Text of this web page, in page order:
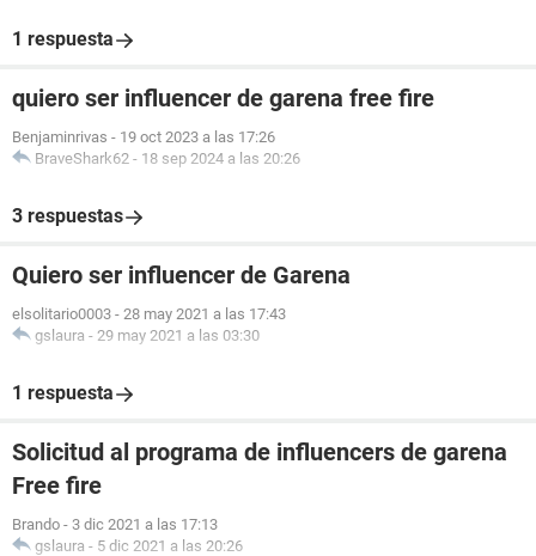
1 respuesta
quiero ser influencer de garena free fire
Benjaminrivas - 19 oct 2023 a las 17:26
BraveShark62 - 18 sep 2024 a las 20:26
3 respuestas
Quiero ser influencer de Garena
elsolitario0003 - 28 may 2021 a las 17:43
gslaura - 29 may 2021 a las 03:30
1 respuesta
Solicitud al programa de influencers de garena
Free fire
Brando - 3 dic 2021 a las 17:13
gslaura - 5 dic 2021 a las 20:26